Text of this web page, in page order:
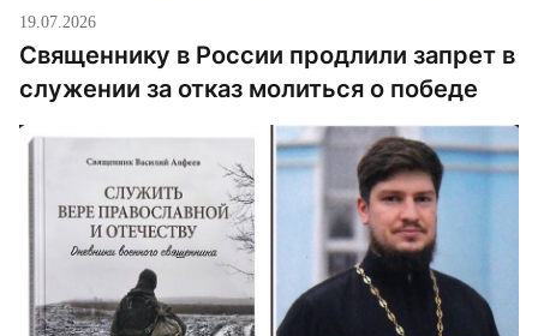
19.07.2026
Священнику в России продлили запрет в
служении за отказ молиться о победе